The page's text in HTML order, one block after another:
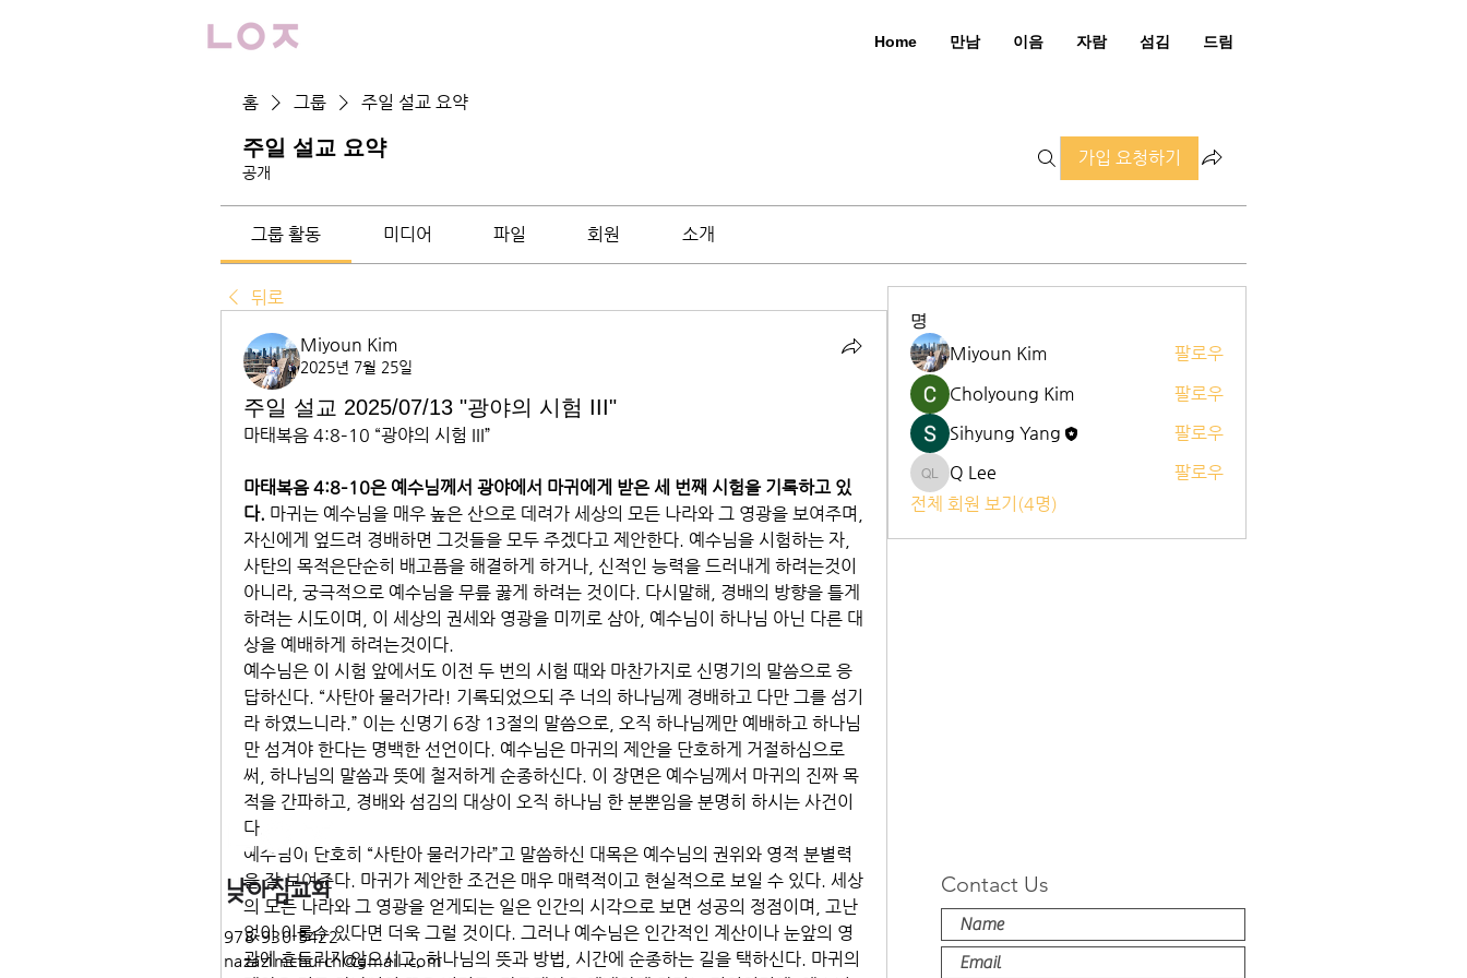
Home 만남 이음 자람 섬김 드림
홈 그룹 주일 설교 요약
주일 설교 요약
공개
가입 요청하기
그룹 활동 미디어 파일 회원 소개
뒤로
Miyoun Kim
2025년 7월 25일
주일 설교 2025/07/13 "광야의 시험 III"
마태복음 4:8–10 “광야의 시험 III”
마태복음 4:8–10은 예수님께서 광야에서 마귀에게 받은 세 번째 시험을 기록하고 있
다. 마귀는 예수님을 매우 높은 산으로 데려가 세상의 모든 나라와 그 영광을 보여주며,
자신에게 엎드려 경배하면 그것들을 모두 주겠다고 제안한다. 예수님을 시험하는 자,
사탄의 목적은단순히 배고픔을 해결하게 하거나, 신적인 능력을 드러내게 하려는것이
아니라, 궁극적으로 예수님을 무릎 꿇게 하려는 것이다. 다시말해, 경배의 방향을 틀게
하려는 시도이며, 이 세상의 권세와 영광을 미끼로 삼아, 예수님이 하나님 아닌 다른 대
상을 예배하게 하려는것이다.
예수님은 이 시험 앞에서도 이전 두 번의 시험 때와 마찬가지로 신명기의 말씀으로 응
답하신다. “사탄아 물러가라! 기록되었으되 주 너의 하나님께 경배하고 다만 그를 섬기
라 하였느니라.” 이는 신명기 6장 13절의 말씀으로, 오직 하나님께만 예배하고 하나님
만 섬겨야 한다는 명백한 선언이다. 예수님은 마귀의 제안을 단호하게 거절하심으로
써, 하나님의 말씀과 뜻에 철저하게 순종하신다. 이 장면은 예수님께서 마귀의 진짜 목
적을 간파하고, 경배와 섬김의 대상이 오직 하나님 한 분뿐임을 분명히 하시는 사건이
다.
예수님이 단호히 “사탄아 물러가라”고 말씀하신 대목은 예수님의 권위와 영적 분별력
을 잘 보여준다. 마귀가 제안한 조건은 매우 매력적이고 현실적으로 보일 수 있다. 세상
의 모든 나라와 그 영광을 얻게되는 일은 인간의 시각으로 보면 성공의 정점이며, 고난
없이 이룰수 있다면 더욱 그럴 것이다. 그러나 예수님은 인간적인 계산이나 눈앞의 영
광에 흔들리지 않으시고, 하나님의 뜻과 방법, 시간에 순종하는 길을 택하신다. 마귀의
명
Miyoun Kim
팔로우
Cholyoung Kim
팔로우
Sihyung Yang
팔로우
Q Lee
Q Lee
팔로우
전체 회원 보기(4명)
978-930-5422
nazazimchurch@gmail.com
Contact Us